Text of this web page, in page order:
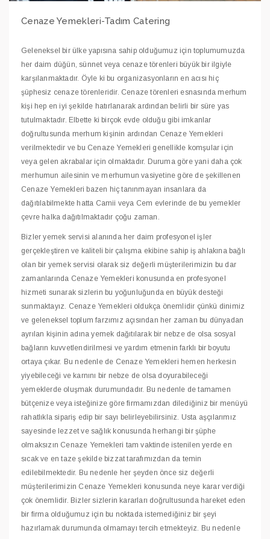
Cenaze Yemekleri-Tadım Catering
Geleneksel bir ülke yapısına sahip olduğumuz için toplumumuzda
her daim düğün, sünnet veya cenaze törenleri büyük bir ilgiyle
karşılanmaktadır. Öyle ki bu organizasyonların en acısı hiç
şüphesiz cenaze törenleridir. Cenaze törenleri esnasında merhum
kişi hep en iyi şekilde hatırlanarak ardından belirli bir süre yas
tutulmaktadır. Elbette ki birçok evde olduğu gibi imkanlar
doğrultusunda merhum kişinin ardından Cenaze Yemekleri
verilmektedir ve bu Cenaze Yemekleri genellikle komşular için
veya gelen akrabalar için olmaktadır. Duruma göre yani daha çok
merhumun ailesinin ve merhumun vasiyetine göre de şekillenen
Cenaze Yemekleri bazen hiç tanınmayan insanlara da
dağıtılabilmekte hatta Camii veya Cem evlerinde de bu yemekler
çevre halka dağıtılmaktadır çoğu zaman.
Bizler yemek servisi alanında her daim profesyonel işler
gerçekleştiren ve kaliteli bir çalışma ekibine sahip iş ahlakına bağlı
olan bir yemek servisi olarak siz değerli müşterilerimizin bu dar
zamanlarında Cenaze Yemekleri konusunda en profesyonel
hizmeti sunarak sizlerin bu yoğunluğunda en büyük desteği
sunmaktayız. Cenaze Yemekleri oldukça önemlidir çünkü dinimiz
ve geleneksel toplum farzımız açısından her zaman bu dünyadan
ayrılan kişinin adına yemek dağıtılarak bir nebze de olsa sosyal
bağların kuvvetlendirilmesi ve yardım etmenin farklı bir boyutu
ortaya çıkar. Bu nedenle de Cenaze Yemekleri hemen herkesin
yiyebileceği ve karnını bir nebze de olsa doyurabileceği
yemeklerde oluşmak durumundadır. Bu nedenle de tamamen
bütçenize veya isteğinize göre firmamızdan dilediğiniz bir menüyü
rahatlıkla sipariş edip bir sayı belirleyebilirsiniz. Usta aşçılarımız
sayesinde lezzet ve sağlık konusunda herhangi bir şüphe
olmaksızın Cenaze Yemekleri tam vaktinde istenilen yerde en
sıcak ve en taze şekilde bizzat tarafımızdan da temin
edilebilmektedir. Bu nedenle her şeyden önce siz değerli
müşterilerimizin Cenaze Yemekleri konusunda neye karar verdiği
çok önemlidir. Bizler sizlerin kararları doğrultusunda hareket eden
bir firma olduğumuz için bu noktada istemediğiniz bir şeyi
hazırlamak durumunda olmamayı tercih etmekteyiz. Bu nedenle